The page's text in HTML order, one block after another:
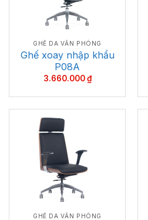
GHẾ DA VĂN PHÒNG
Ghế xoay nhập khẩu
P08A
3.660.000₫
GHẾ DA VĂN PHÒNG